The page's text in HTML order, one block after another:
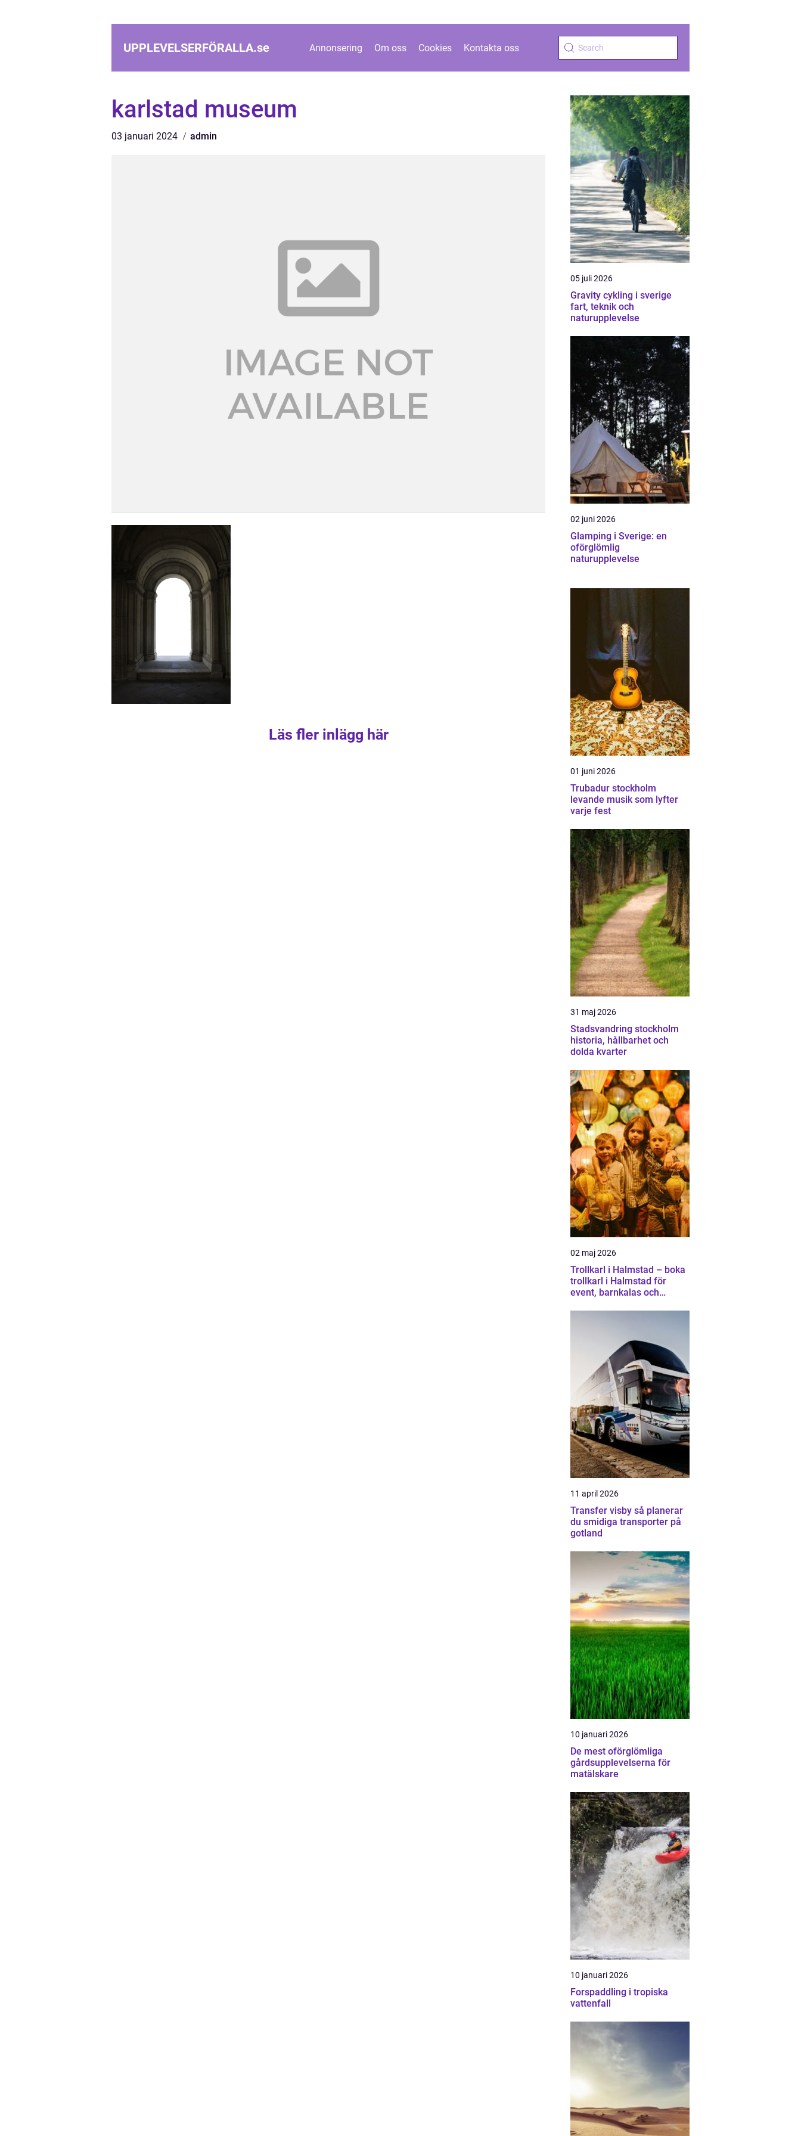
UPPLEVELSERFÖRALLA.se Annonsering Om oss Cookies Kontakta oss
karlstad museum
03 januari 2024 admin
Läs fler inlägg här
05 juli 2026
Gravity cykling i sverige
fart, teknik och
naturupplevelse
02 juni 2026
Glamping i Sverige: en
oförglömlig
naturupplevelse
01 juni 2026
Trubadur stockholm
levande musik som lyfter
varje fest
31 maj 2026
Stadsvandring stockholm
historia, hållbarhet och
dolda kvarter
02 maj 2026
Trollkarl i Halmstad – boka
trollkarl i Halmstad för
event, barnkalas och
11 april 2026
Transfer visby så planerar
du smidiga transporter på
gotland
10 januari 2026
De mest oförglömliga
gårdsupplevelserna för
matälskare
10 januari 2026
Forspaddling i tropiska
vattenfall